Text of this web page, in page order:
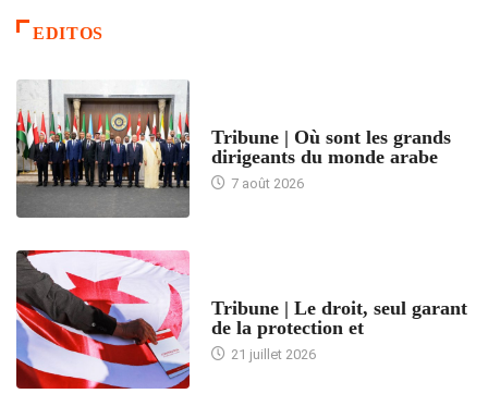
EDITOS
Tribune | Où sont les grands
dirigeants du monde arabe
7 août 2026
Tribune | Le droit, seul garant
de la protection et
21 juillet 2026